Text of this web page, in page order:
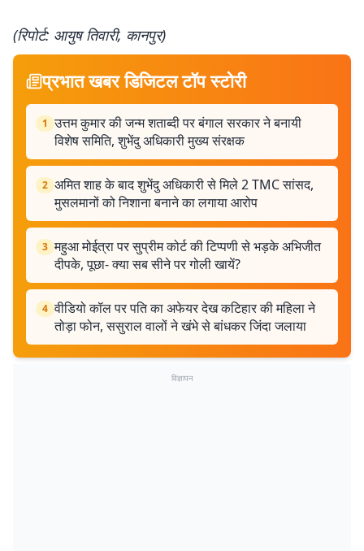
(रिपोर्ट: आयुष तिवारी, कानपुर)
प्रभात खबर डिजिटल टॉप स्टोरी
1 उत्तम कुमार की जन्म शताब्दी पर बंगाल सरकार ने बनायी
विशेष समिति, शुभेंदु अधिकारी मुख्य संरक्षक
2 अमित शाह के बाद शुभेंदु अधिकारी से मिले 2 TMC सांसद,
मुसलमानों को निशाना बनाने का लगाया आरोप
3 महुआ मोईत्रा पर सुप्रीम कोर्ट की टिप्पणी से भड़के अभिजीत
दीपके, पूछा- क्या सब सीने पर गोली खायें?
4 वीडियो कॉल पर पति का अफेयर देख कटिहार की महिला ने
तोड़ा फोन, ससुराल वालों ने खंभे से बांधकर जिंदा जलाया
विज्ञापन